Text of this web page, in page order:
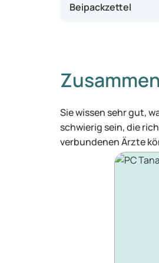
Beipackzettel
Sie wissen sehr gut,
schwierig sein, die
verbundenen Ärzte